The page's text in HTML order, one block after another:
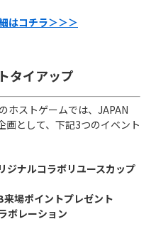
はコチラ＞＞＞
タイアップ
ホストゲームでは、JAPAN
画として、下記3つのイベント
ナルコラボリユースカップ
場ポイントプレゼント
レーション